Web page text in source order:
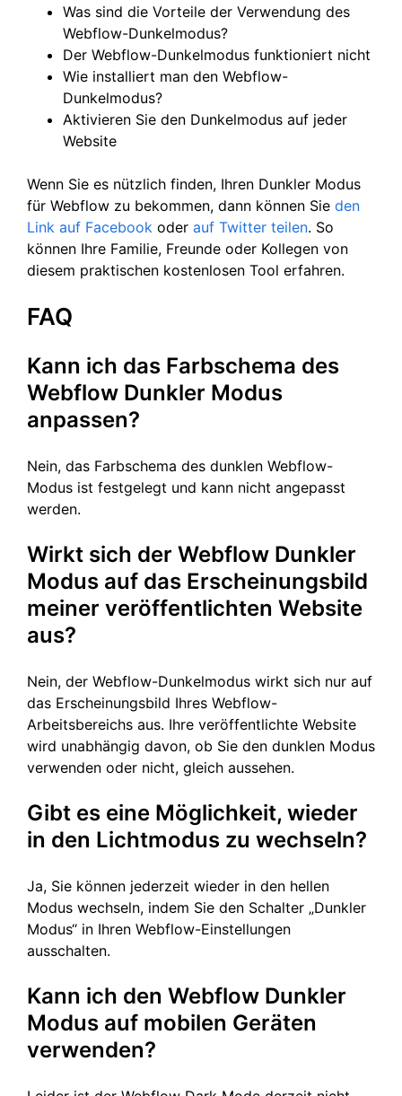
Was sind die Vorteile der Verwendung des
Webflow-Dunkelmodus?
Der Webflow-Dunkelmodus funktioniert nicht
Wie installiert man den Webflow-
Dunkelmodus?
Aktivieren Sie den Dunkelmodus auf jeder
Website
Wenn Sie es nützlich finden, Ihren Dunkler Modus
für Webflow zu bekommen, dann können Sie den
Link auf Facebook oder auf Twitter teilen. So
können Ihre Familie, Freunde oder Kollegen von
diesem praktischen kostenlosen Tool erfahren.
FAQ
Kann ich das Farbschema des
Webflow Dunkler Modus
anpassen?
Nein, das Farbschema des dunklen Webflow-
Modus ist festgelegt und kann nicht angepasst
werden.
Wirkt sich der Webflow Dunkler
Modus auf das Erscheinungsbild
meiner veröffentlichten Website
aus?
Nein, der Webflow-Dunkelmodus wirkt sich nur auf
das Erscheinungsbild Ihres Webflow-
Arbeitsbereichs aus. Ihre veröffentlichte Website
wird unabhängig davon, ob Sie den dunklen Modus
verwenden oder nicht, gleich aussehen.
Gibt es eine Möglichkeit, wieder
in den Lichtmodus zu wechseln?
Ja, Sie können jederzeit wieder in den hellen
Modus wechseln, indem Sie den Schalter „Dunkler
Modus“ in Ihren Webflow-Einstellungen
ausschalten.
Kann ich den Webflow Dunkler
Modus auf mobilen Geräten
verwenden?